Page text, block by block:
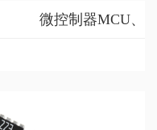
微控制器MCU、